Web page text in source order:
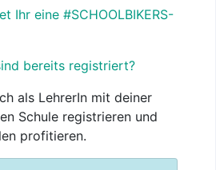
Ihr eine #SCHOOLBIKERS-
bereits registriert?
als LehrerIn mit deiner
Schule registrieren und
profitieren.